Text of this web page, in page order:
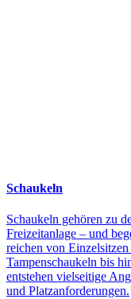
Schaukeln
Schaukeln gehören zu
Freizeitanlage – und
reichen von
Tampenschaukeln bis
entstehen vielseitige
und Platzanforderungen.